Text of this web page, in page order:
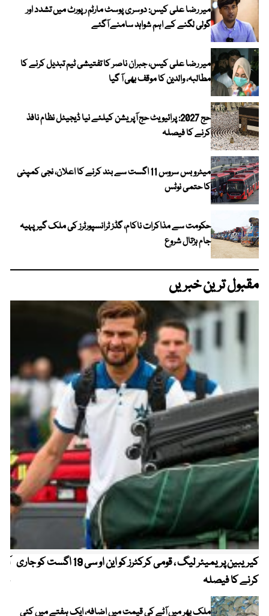
میر رضا علی کیس: دوسری پوسٹ مارٹم رپورٹ میں تشدد اور
گولی لگنے کے اہم شواہد سامنے آگئے
میر رضا علی کیس، جبران ناصر کا تفتیشی ٹیم تبدیل کرنے کا
مطالبہ، والدین کا موقف بھی آ گیا
حج 2027: پرائیویٹ حج آپریشن کیلئے نیا ڈیجیٹل نظام نافذ
کرنے کا فیصلہ
میٹرو بس سروس 11 اگست سے بند کرنے کا اعلان، نجی کمپنی
کا حتمی نوٹس
حکومت سے مذاکرات ناکام، گڈز ٹرانسپورٹرز کی ملک گیر پہیہ
جام ہڑتال شروع
مقبول ترین خبریں
کیریبین پریمیئر لیگ ، قومی کرکٹرز کو این او سی 19 اگست کو جاری
کرنے کا فیصلہ
ملک بھر میں آٹے کی قیمت میں اضافہ، ایک ہفتے میں کئی